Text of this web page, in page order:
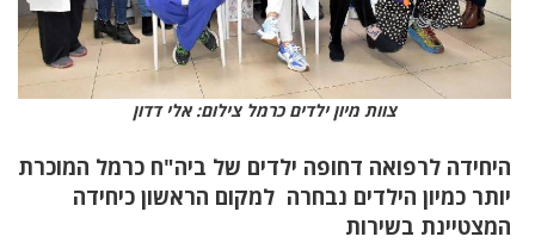
צוות מיון ילדים כרמל צילום: אלי דדון
היחידה לרפואה דחופה ילדים של ביה"ח כרמל המוכרת
יותר כמיון הילדים נבחרה למקום הראשון כיחידה
המצטיינת בשירות